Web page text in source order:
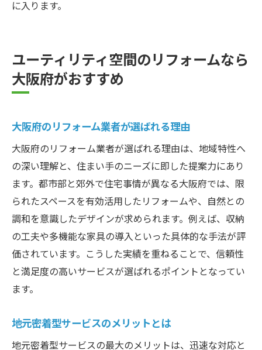
に入ります。
ユーティリティ空間のリフォームなら
大阪府がおすすめ
大阪府のリフォーム業者が選ばれる理由
大阪府のリフォーム業者が選ばれる理由は、地域特性へ
の深い理解と、住まい手のニーズに即した提案力にあり
ます。都市部と郊外で住宅事情が異なる大阪府では、限
られたスペースを有効活用したリフォームや、自然との
調和を意識したデザインが求められます。例えば、収納
の工夫や多機能な家具の導入といった具体的な手法が評
価されています。こうした実績を重ねることで、信頼性
と満足度の高いサービスが選ばれるポイントとなってい
ます。
地元密着型サービスのメリットとは
地元密着型サービスの最大のメリットは、迅速な対応と